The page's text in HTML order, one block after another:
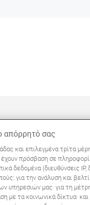
ΣΑΣ ΕΝΔΙΑΦΈΡΕΙ
εμάς
δίκτυο
απόρρητό σας
και επιλεγμένα τρίτα
έχουν πρόσβαση σε
δεδομένα (διευθύνσεις
για την ανάλυση και
υπηρεσιών μας· για τη
με τα κοινωνικά δίκτυα·